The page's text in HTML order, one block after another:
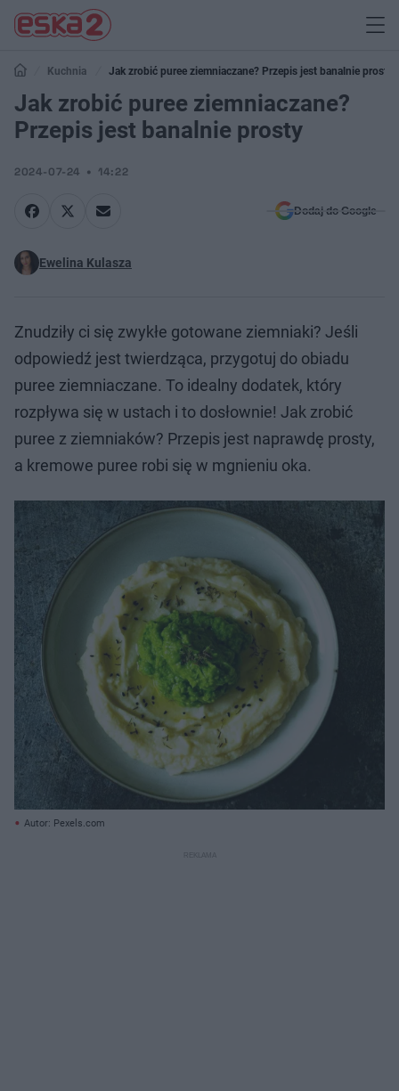
Kuchnia Jak zrobić puree ziemniaczane? Przepis jest banalnie prosty
Jak zrobić puree ziemniaczane?
Przepis jest banalnie prosty
2024-07-24 14:22
Dodaj do Google
Ewelina Kulasza
Znudziły ci się zwykłe gotowane ziemniaki? Jeśli
odpowiedź jest twierdząca, przygotuj do obiadu
puree ziemniaczane. To idealny dodatek, który
rozpływa się w ustach i to dosłownie! Jak zrobić
puree z ziemniaków? Przepis jest naprawdę prosty,
a kremowe puree robi się w mgnieniu oka.
Autor: Pexels.com